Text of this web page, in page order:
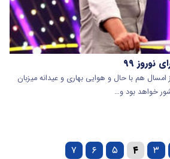
۹۹
امسال هم با حال و هوایی بهاری و عیدانه میزبان
خواهد بود و…
۳ ۴ ۵ ۶ ۷